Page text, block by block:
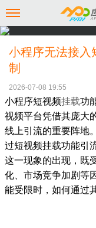
小程序无法接入
制
2026-07-08 19:55
小程序短视频挂载功
视频平台凭借其庞大
线上引流的重要阵地
过短视频挂载功能引
这一现象的出现，既
化、市场竞争加剧等
能受限时，如何通过